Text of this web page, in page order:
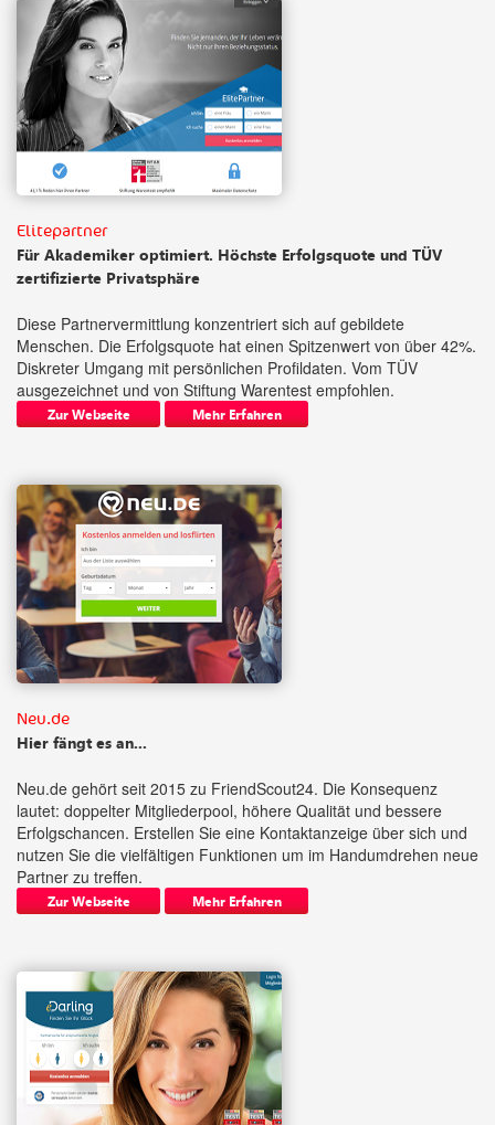
Elitepartner
Für Akademiker optimiert. Höchste Erfolgsquote und TÜV
zertifizierte Privatsphäre
Diese Partnervermittlung konzentriert sich auf gebildete
Menschen. Die Erfolgsquote hat einen Spitzenwert von über 42%.
Diskreter Umgang mit persönlichen Profildaten. Vom TÜV
ausgezeichnet und von Stiftung Warentest empfohlen.
Zur Webseite Mehr Erfahren
Neu.de
Hier fängt es an...
Neu.de gehört seit 2015 zu FriendScout24. Die Konsequenz
lautet: doppelter Mitgliederpool, höhere Qualität und bessere
Erfolgschancen. Erstellen Sie eine Kontaktanzeige über sich und
nutzen Sie die vielfältigen Funktionen um im Handumdrehen neue
Partner zu treffen.
Zur Webseite Mehr Erfahren